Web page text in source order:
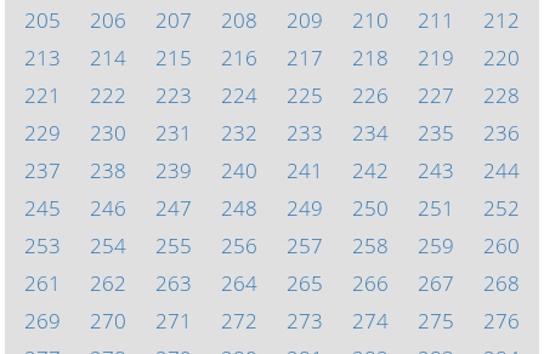
205
206 207 208 209 210 211
212
213
214 215 216 217 218 219
220
221
222 223 224 225 226 227
228
229
230 231 232 233 234 235
236
237
238 239 240 241 242 243
244
245
246 247 248 249 250 251
252
253
254 255 256 257 258 259
260
261
262 263 264 265 266 267
268
269
270 271 272 273 274 275
276